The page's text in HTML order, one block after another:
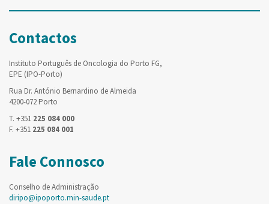
Contactos
Instituto Português de Oncologia do Porto FG,
EPE (IPO-Porto)
Rua Dr. António Bernardino de Almeida
4200-072 Porto
T. +351 225 084 000
F. +351 225 084 001
Fale Connosco
Conselho de Administração
diripo@ipoporto.min-saude.pt